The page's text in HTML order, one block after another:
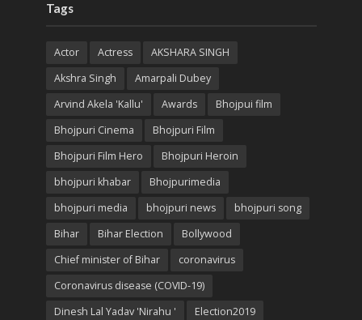
Tags
Actor Actress
AKSHARA SINGH
Akshra Singh
Amarpali Dubey
Arvind Akela 'Kallu'
Awards
Bhojpui film
Bhojpuri Cinema
Bhojpuri Film
Bhojpuri Film Hero
Bhojpuri Heroin
bhojpuri khabar
Bhojpurimedia
bhojpuri media
bhojpuri news
bhojpuri song
Bihar
Bihar Election
Bollywood
Chief minister of Bihar
coronavirus
Coronavirus disease (COVID-19)
Dinesh Lal Yadav 'Nirahu '
Election2019